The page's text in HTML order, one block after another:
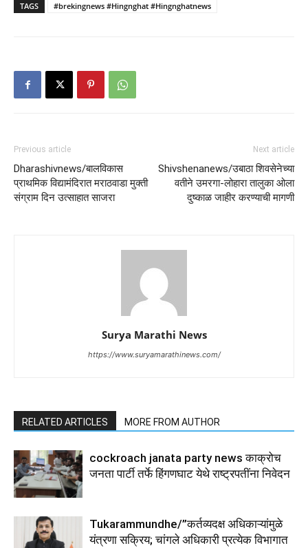
TAGS #brekingnews #Hingnghat #Hingnghatnews
Previous article
Dharashivnews/बालविकास
प्राथमिक विद्यामंदिरात मराठवाडा मुक्ती
संग्राम दिन उत्साहात साजरा
Next article
Shivshenanews/उबाठा शिवसेनेच्या
वतीने उमरगा-लोहारा तालुका ओला
दुष्काळ जाहीर करण्याची मागणी
Surya Marathi News
https://www.suryamarathinews.com/
RELATED ARTICLES MORE FROM AUTHOR
cockroach janata party news काक्रोच
जनता पार्टी तर्फे हिंगणघाट येथे राष्ट्रपतींना निवेदन
Tukarammundhe/”कर्तव्यदक्ष अधिकाऱ्यांमुळे
यंत्रणा सक्रिय; चांगले अधिकारी प्रत्येक विभागात